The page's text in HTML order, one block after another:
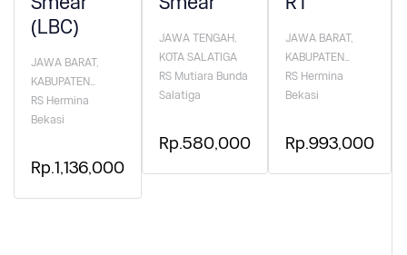
(LBC)
JAWA BARAT,
KABUPATEN
BEKASI
RS Hermina
Bekasi
Rp.1,136,000
JAWA TENGAH,
KOTA SALATIGA
RS Mutiara Bunda
Salatiga
Rp.580,000
JAWA BARAT,
KABUPATEN
BEKASI
RS Hermina
Bekasi
Rp.993,000